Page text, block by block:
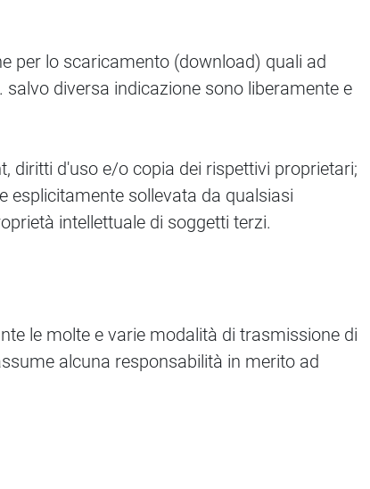
per lo scaricamento (download) quali ad
diversa indicazione sono liberamente e
diritti d'uso e/o copia dei rispettivi proprietari;
esplicitamente sollevata da qualsiasi
intellettuale di soggetti terzi.
le molte e varie modalità di trasmissione di
alcuna responsabilità in merito ad